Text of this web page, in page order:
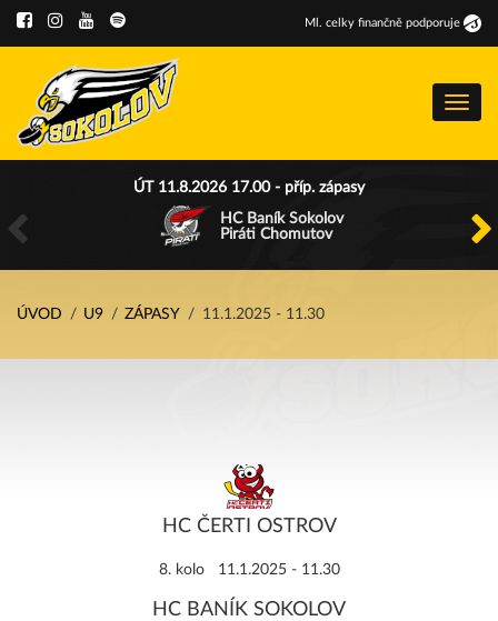
Ml . celky finančně podporuje
Menu
ÚT 11.8.2026 17.00 - příp. zápasy
HC Baník Sokolov
Piráti Chomutov
ÚVOD U9 ZÁPASY 11.1.2025 - 11.30
HC ČERTI OSTROV
8. kolo 11.1.2025 - 11.30
HC BANÍK SOKOLOV